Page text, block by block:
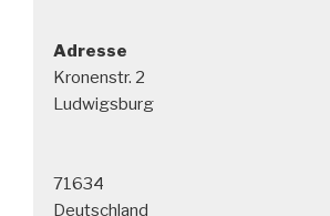
Adresse
Kronenstr. 2
Ludwigsburg
71634
Deutschland